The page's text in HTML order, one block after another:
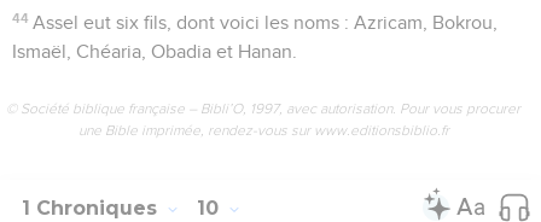
44 Assel eut six fils, dont voici les noms : Azricam, Bokrou,
Ismaël, Chéaria, Obadia et Hanan.
© Société biblique française – Bibli’O, 1997, avec autorisation. Pour vous procurer
une Bible imprimée, rendez-vous sur www.editionsbiblio.fr
1 Chroniques 10